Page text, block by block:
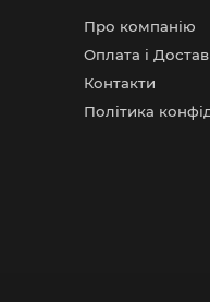
Про компанію
Оплата і
Контакти
Політика